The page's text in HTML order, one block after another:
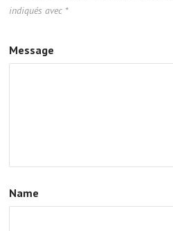
indiqués avec *
Message
Name